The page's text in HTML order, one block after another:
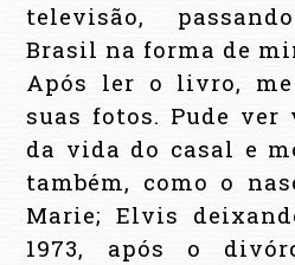
televisão,
Brasil na forma de
Após ler o livro,
suas fotos. Pude ver
da vida do casal e
também, como o
Marie; Elvis
1973, após o